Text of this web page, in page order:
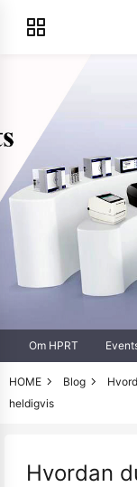
Om HPRT
HOME Blog
heldigvis
Hvordan